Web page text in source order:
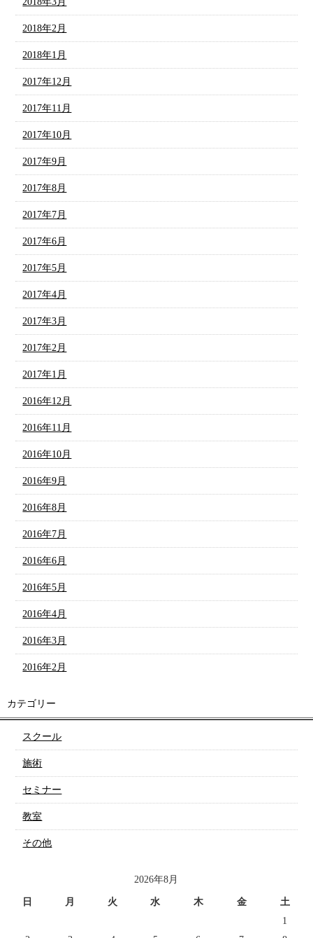
2018年2月
2018年1月
2017年12月
2017年11月
2017年10月
2017年9月
2017年8月
2017年7月
2017年6月
2017年5月
2017年4月
2017年3月
2017年2月
2017年1月
2016年12月
2016年11月
2016年10月
2016年9月
2016年8月
2016年7月
2016年6月
2016年5月
2016年4月
2016年3月
2016年2月
カテゴリー
スクール
施術
セミナー
教室
その他
2026年8月
日 月 火 水 木 金
土
1